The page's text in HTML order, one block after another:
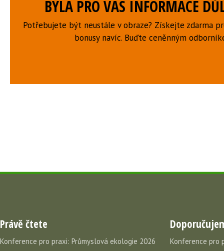
BYLA PRO VÁS INFORMACE
Potřebujete být neustále v obraze? Získejte zdarma
bonusy navíc. Buďte ceněnným
Právě čtete
Konference pro praxi: Průmyslová ekologie 2026
Konference pro